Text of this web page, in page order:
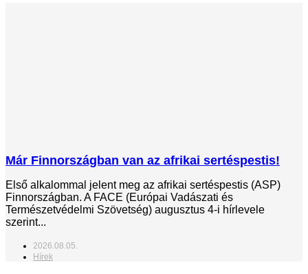
Már Finnországban van az afrikai sertéspestis!
Első alkalommal jelent meg az afrikai sertéspestis (ASP)
Finnországban. A FACE (Európai Vadászati és
Természetvédelmi Szövetség) augusztus 4-i hírlevele
szerint...
2026.08.05.
Hírek